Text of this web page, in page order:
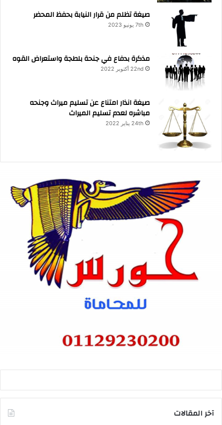
صيغة تظلم من قرار النيابة بحفظ المحضر
7th يونيو 2023
مذكرة بدفاع في جنحة بلطجة واستعراض القوه
22nd أكتوبر 2022
صيغة انذار امتناع عن تسليم ميراث وجنحه
مباشره لعدم تسليم الميراث
24th يناير 2022
آخر المقالات